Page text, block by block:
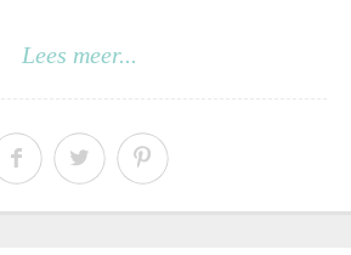
Lees meer...